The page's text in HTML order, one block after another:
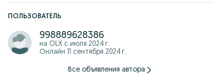
ПОЛЬЗОВАТЕЛЬ
998889628386
на OLX с июля 2024 г.
Онлайн 11 сентября 2024 г.
Все объявления автора